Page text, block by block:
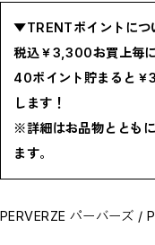
GOODS / ウォレット,バッ
RESTOCK / 再入荷
お問い合わせ商品(フォー
PRE-ORDER / 先行予約
private
▼TRENTポイントにつ
税込￥3,300お買上毎に
40ポイント貯まると￥
します！
※詳細はお品物ととも
ます。
PERVERZE パーバーズ